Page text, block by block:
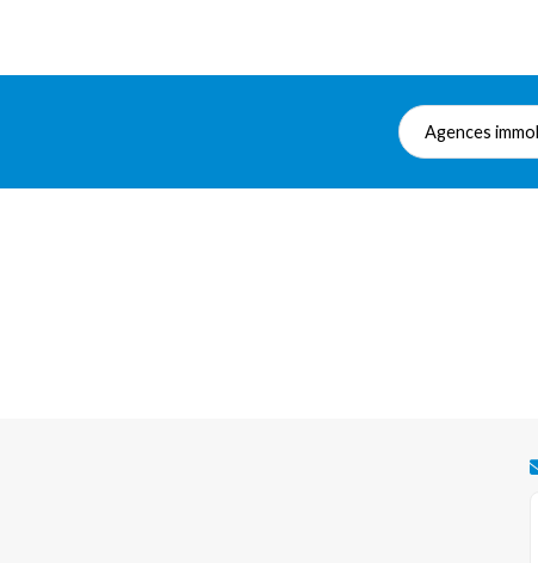
Agences